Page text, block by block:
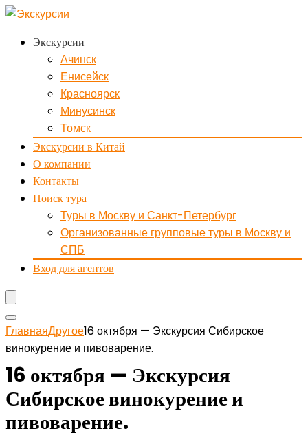
Экскурсии
Ачинск
Енисейск
Красноярск
Минусинск
Томск
Экскурсии в Китай
О компании
Контакты
Поиск тура
Туры в Москву и Санкт-Петербург
Организованные групповые туры в Москву и
СПБ
Вход для агентов
ГлавнаяДругое16 октября — Экскурсия Сибирское
винокурение и пивоварение.
16 октября — Экскурсия
Сибирское винокурение и
пивоварение.